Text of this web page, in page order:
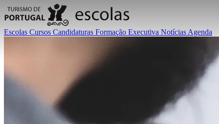
Escolas Cursos Candidaturas Formação Executiva Notícias Agenda